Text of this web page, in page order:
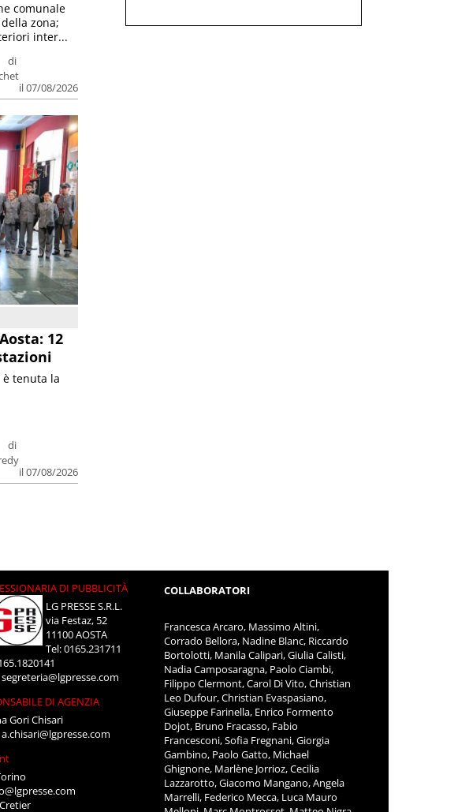
di
il 07/08/2026
comunale
zona;
inter...
12
di
il 07/08/2026
tenuta la
DI PUBBLICITÀ
LG PRESSE S.R.L.
via Festaz, 52
11100 AOSTA
Tel: 0165.231711
segreteria@lgpresse.com
DI AGENZIA
Gori Chisari
a.chisari@lgpresse.com
COLLABORATORI
Francesca Arcaro, Massimo Altini,
Corrado Bellora, Nadine Blanc, Riccardo
Bortolotti, Manila Calipari, Giulia Calisti,
Nadia Camposaragna, Paolo Ciambi,
Filippo Clermont, Carol Di Vito, Christian
Leo Dufour, Christian Evaspasiano,
Giuseppe Farinella, Enrico Formento
Dojot, Bruno Fracasso, Fabio
Francesconi, Sofia Fregnani, Giorgia
Gambino, Paolo Gatto, Michael
Ghignone, Marlène Jorrioz, Cecilia
Lazzarotto, Giacomo Mangano, Angela
Marrelli, Federico Mecca, Luca Mauro